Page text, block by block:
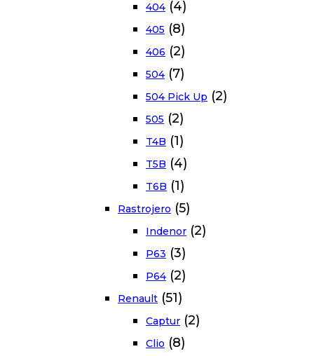
404 (4)
405 (8)
406 (2)
504 (7)
504 Pick Up (2)
505 (2)
T4B (1)
T5B (4)
T6B (1)
Rastrojero (5)
Indenor (2)
P63 (3)
P64 (2)
Renault (51)
Captur (2)
Clio (8)